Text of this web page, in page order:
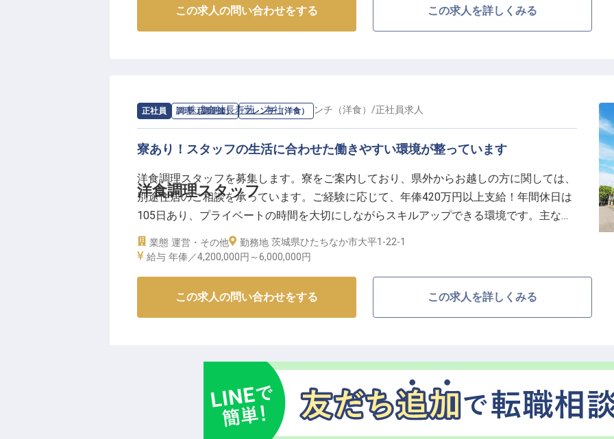
この求人の問い合わせをする この求人を詳しくみる
正社員 調理（調理師） フレンチ（洋食）
洋食調理スタッフ
求人情報：株式会社長寿荘 本社のフレンチ（洋食） /正社員求人
寮あり！スタッフの生活に合わせた働きやすい環境が整っています
洋食調理スタッフを募集します。寮をご案内しており、県外からお越しの方に関しては、
別途住居のご相談を承っています。ご経験に応じて、年俸420万円以上支給！年間休日は
105日あり、プライベートの時間を大切にしながらスキルアップできる環境です。主な業
務内容としては、調理担当としての業務全般をお任せしており、食材の発注や下ごしら
え、調理はもちろん、食品の品質管理や衛生管理も行なっていただきます。※この求人は
業態 運営・その他 勤務地 茨城県ひたちなか市大平1-22-1
給与 年俸／4,200,000円～6,000,000円
この求人の問い合わせをする この求人を詳しくみる